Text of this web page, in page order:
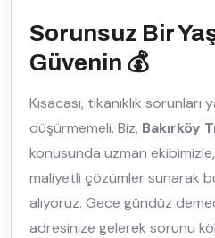
Sorunsuz Bir
Güvenin 💰
Kısacası, tıkanıklık
düşürmemeli. Biz, Bakırköy
konusunda uzman ekibimizle,
maliyetli çözümler sunarak
alıyoruz. Gece gündüz
adresinize gelerek sorunu